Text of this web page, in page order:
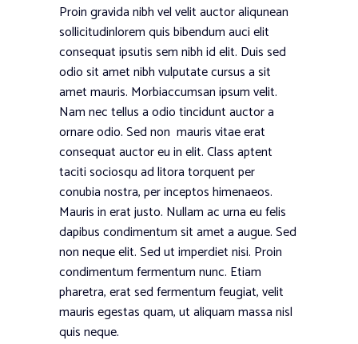
Proin gravida nibh vel velit auctor aliqunean
sollicitudinlorem quis bibendum auci elit
consequat ipsutis sem nibh id elit. Duis sed
odio sit amet nibh vulputate cursus a sit
amet mauris. Morbiaccumsan ipsum velit.
Nam nec tellus a odio tincidunt auctor a
ornare odio. Sed non mauris vitae erat
consequat auctor eu in elit. Class aptent
taciti sociosqu ad litora torquent per
conubia nostra, per inceptos himenaeos.
Mauris in erat justo. Nullam ac urna eu felis
dapibus condimentum sit amet a augue. Sed
non neque elit. Sed ut imperdiet nisi. Proin
condimentum fermentum nunc. Etiam
pharetra, erat sed fermentum feugiat, velit
mauris egestas quam, ut aliquam massa nisl
quis neque.